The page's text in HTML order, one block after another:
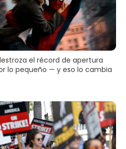
el récord de apertura
lo pequeño — y eso lo cambia